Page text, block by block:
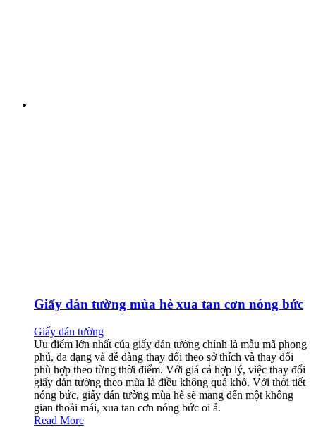
Giấy dán tường mùa hè xua tan cơn nóng bức
Giấy dán tường
Ưu điểm lớn nhất của giấy dán tường chính là mẫu mã phong
phú, đa dạng và dễ dàng thay đổi theo sở thích và thay đổi
phù hợp theo từng thời điểm. Với giá cả hợp lý, việc thay đổi
giấy dán tường theo mùa là điều không quá khó. Với thời tiết
nóng bức, giấy dán tường mùa hè sẽ mang đến một không
gian thoải mái, xua tan cơn nóng bức oi ả.
Read More